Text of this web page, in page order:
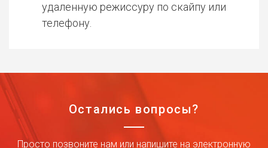
удаленную режиссуру по скайпу или
телефону.
Остались вопросы?
Просто позвоните нам или напишите на электронную